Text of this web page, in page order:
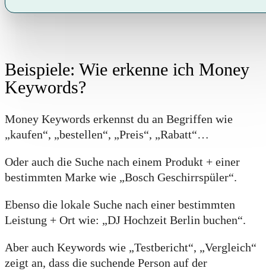
Beispiele: Wie erkenne ich Money
Keywords?
Money Keywords erkennst du an Begriffen wie
„kaufen“, „bestellen“, „Preis“, „Rabatt“…
Oder auch die Suche nach einem Produkt + einer
bestimmten Marke wie „Bosch Geschirrspüler“.
Ebenso die lokale Suche nach einer bestimmten
Leistung + Ort wie: „DJ Hochzeit Berlin buchen“.
Aber auch Keywords wie „Testbericht“, „Vergleich“
zeigt an, dass die suchende Person auf der